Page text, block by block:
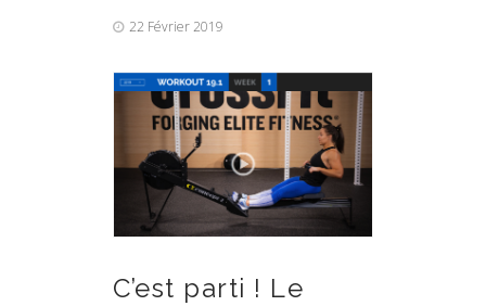
22 Février 2019
C’est parti ! Le